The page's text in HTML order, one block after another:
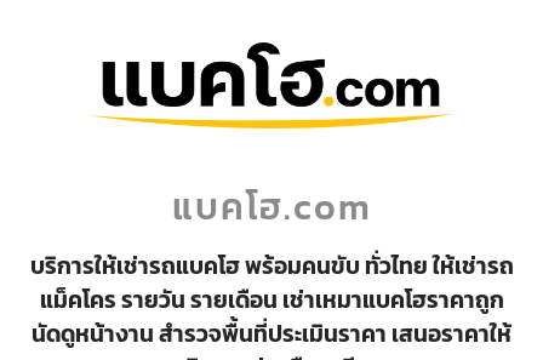
แบคโฮ.com
บริการให้เช่ารถแบคโฮ พร้อมคนขับ ทั่วไทย ให้เช่ารถ
แม็คโคร รายวัน รายเดือน เช่าเหมาแบคโฮราคาถูก
นัดดูหน้างาน สำรวจพื้นที่ประเมินราคา เสนอราคาให้